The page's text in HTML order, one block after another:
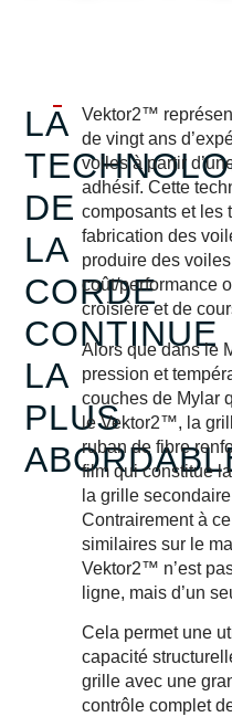
LA
DE
LA
CORDE
CONTINUE
LA
PLUS
Vektor2™
de vingt ans
voiles à partir
adhésif. Cette
composants et les
fabrication des
produire des
coût/performance
croisière et de
Alors que dans le
pression et
couches de Mylar
le Vektor2™, la
ruban de fibre
film qui constitue
la grille
Contrairement à
similaires sur le
Vektor2™ n’est
ligne, mais d’un
Cela permet une
capacité
grille avec une
contrôle complet